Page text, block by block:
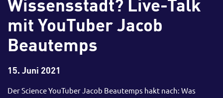
mit YouTuber Jacob
Beautemps
15. Juni 2021
Der Science YouTuber Jacob Beautemps hakt nach: Was